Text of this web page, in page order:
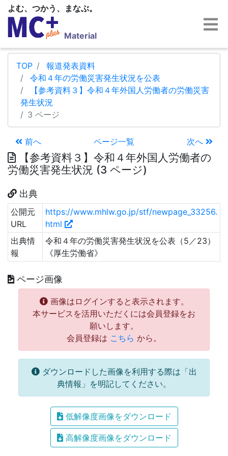
よむ、つかう、まなぶ。
Material
TOP
報道発表資料
令和４年の労働災害発生状況を公表
【参考資料３】令和４年外国人労働者の労働災害
発生状況
3 ページ
前へ ページ一覧 次へ
【参考資料３】令和４年外国人労働者の
労働災害発生状況 (3 ページ)
出典
公開元
URL
https://www.mhlw.go.jp/stf/newpage_33256.
html
出典情
報
令和４年の労働災害発生状況を公表（5／23）
《厚生労働省》
ページ画像
画像はログインすると表示されます。
本サービスを活用いただくには会員登録をお
願いします。
会員登録は こちら から。
ダウンロードした画像を利用する際は「出
典情報」を明記してください。
低解像度画像をダウンロード
高解像度画像をダウンロード